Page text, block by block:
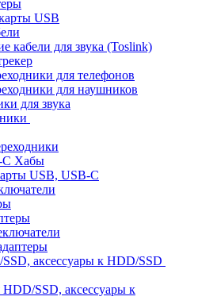
USB
кабели для звука (Toslink)
для телефонов
для наушников
для звука
C Хабы
USB, USB-C
аксессуары к HDD/SSD
SSD, аксессуары к